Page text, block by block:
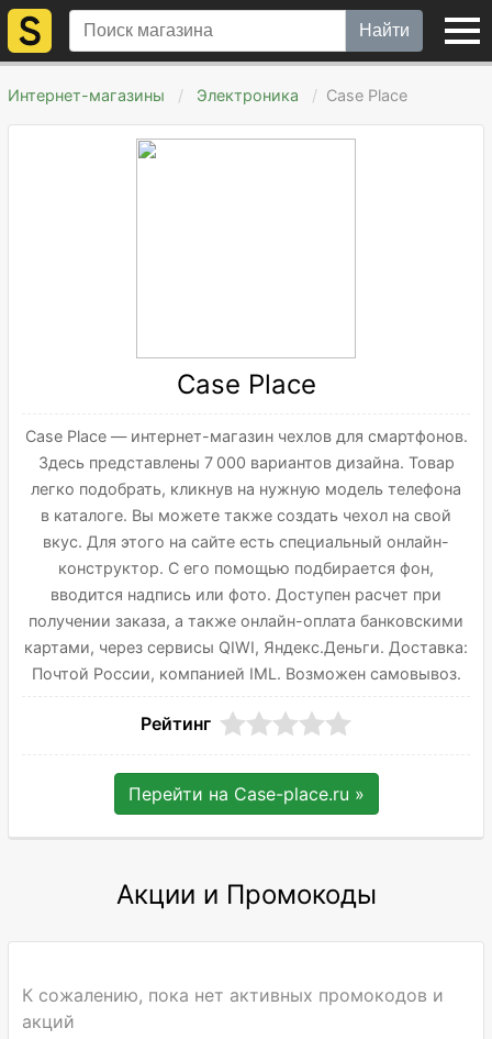
Найти
Интернет-магазины Электроника Case Place
Case Place
Case Place — интернет-магазин чехлов для смартфонов.
Здесь представлены 7 000 вариантов дизайна. Товар
легко подобрать, кликнув на нужную модель телефона
в каталоге. Вы можете также создать чехол на свой
вкус. Для этого на сайте есть специальный онлайн-
конструктор. С его помощью подбирается фон,
вводится надпись или фото. Доступен расчет при
получении заказа, а также онлайн-оплата банковскими
картами, через сервисы QIWI, Яндекс.Деньги. Доставка:
Почтой России, компанией IML. Возможен самовывоз.
Рейтинг
Перейти на Case-place.ru »
Акции и Промокоды
К сожалению, пока нет активных промокодов и
акций